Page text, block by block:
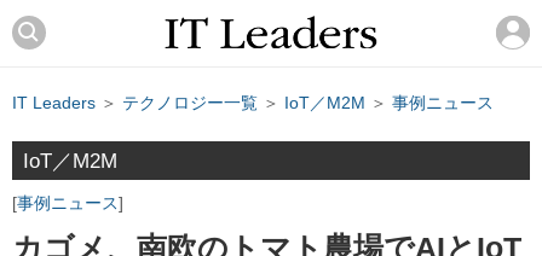
IT Leaders ＞ テクノロジー一覧 ＞ IoT／M2M ＞ 事例ニュース
IoT／M2M
事例ニュース
カゴメ、南欧のトマト農場でAIとIoT